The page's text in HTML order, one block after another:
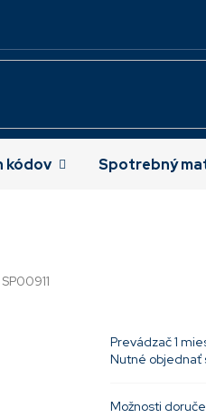
kódov Spotrebný
SP00911
Možnosti
Prevádzač 1
Nutné objednať